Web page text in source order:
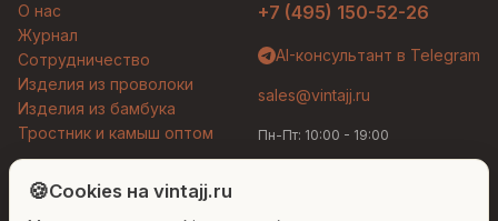
О нас
Журнал
Сотрудничество
Изделия из проволоки
Изделия из бамбука
Тростник и камыш оптом
+7 (495) 150-52-26
AI-консультант в Telegram
sales@vintajj.ru
Пн-Пт: 10:00 - 19:00
🍪Cookies на vintajj.ru
Людмила